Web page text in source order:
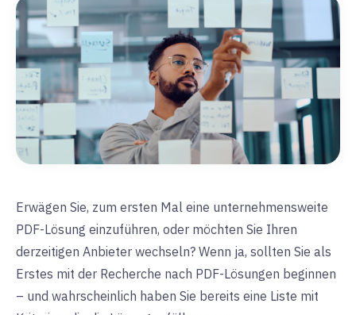
Erwägen Sie, zum ersten Mal eine unternehmensweite
PDF-Lösung einzuführen, oder möchten Sie Ihren
derzeitigen Anbieter wechseln? Wenn ja, sollten Sie als
Erstes mit der Recherche nach PDF-Lösungen beginnen
– und wahrscheinlich haben Sie bereits eine Liste mit